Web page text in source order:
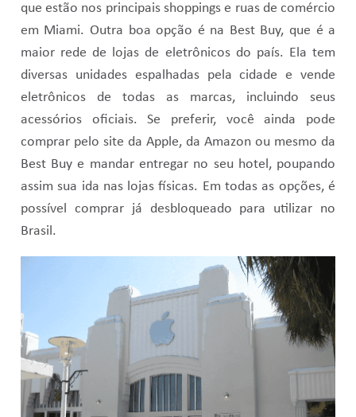
que estão nos principais shoppings e ruas de comércio
em Miami. Outra boa opção é na Best Buy, que é a
maior rede de lojas de eletrônicos do país. Ela tem
diversas unidades espalhadas pela cidade e vende
eletrônicos de todas as marcas, incluindo seus
acessórios oficiais. Se preferir, você ainda pode
comprar pelo site da Apple, da Amazon ou mesmo da
Best Buy e mandar entregar no seu hotel, poupando
assim sua ida nas lojas físicas. Em todas as opções, é
possível comprar já desbloqueado para utilizar no
Brasil.